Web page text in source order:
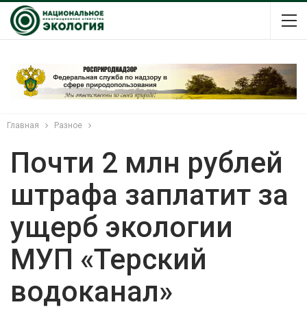
Главная Разное
Почти 2 млн рублей
штрафа заплатит за
ущерб экологии
МУП «Терский
водоканал»